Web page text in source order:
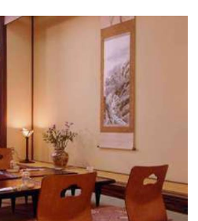
ており、チェックアウトまで
ありませんので、自分のお部
下さい。
とさせて頂いております。 】
段となります。 】